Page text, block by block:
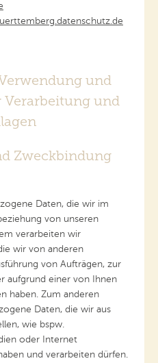
und
und
Zweckbindung
Daten, die wir im
von unseren
verarbeiten wir
wir von anderen
von Aufträgen, zur
aufgrund einer von Ihnen
haben. Zum anderen
Daten, die wir aus
wie bspw.
oder Internet
und verarbeiten dürfen.